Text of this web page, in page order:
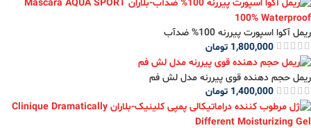
ریمل آکوا اسپورت پیررنه 100% ضدآب
1,800,000 تومان
ریمل حجم دهنده قوی پیررنه مدل لش فم
1,400,000 تومان